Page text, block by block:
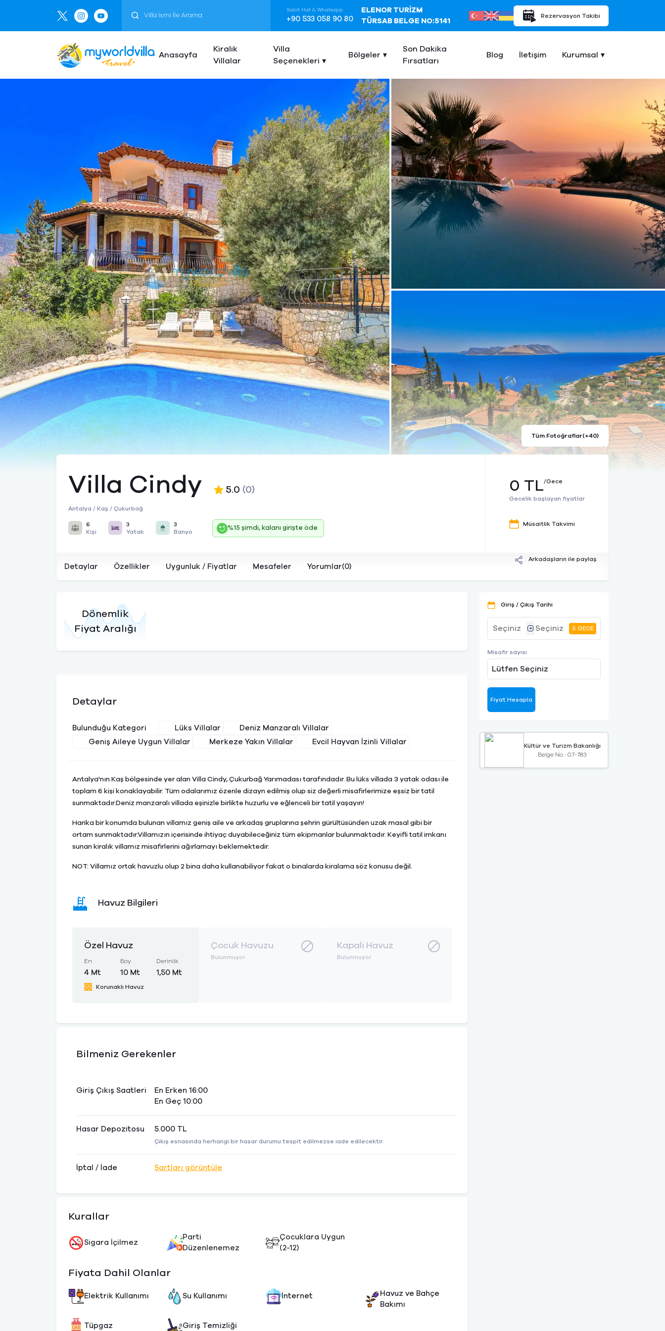
Sabit Hat & Whatsapp
+90 533 058 90 80
ELENOR TURİZM
TÜRSAB BELGE NO:5141
Rezervasyon Takibi
Anasayfa
Kiralık
Villalar
Villa
Seçenekleri
Bölgeler
Son Dakika
Fırsatları
Blog İletişim Kurumsal
Tüm Fotoğraflar(+40)
Villa Cindy
Antalya / Kaş / Çukurbağ
5.0 (0)
6
Kişi
3
Yatak
3
Banyo
%15 şimdi, kalanı girişte öde
0 TL/Gece
Gecelik başlayan fiyatlar
Müsaitlik Takvimi
Detaylar Özellikler Uygunluk / Fiyatlar Mesafeler Yorumlar(0)
Arkadaşların ile paylaş
Dönemlik
Fiyat Aralığı
Detaylar
Bulunduğu Kategori Lüks Villalar
Deniz Manzaralı Villalar
Geniş Aileye Uygun Villalar
Merkeze Yakın Villalar Evcil Hayvan İzinli Villalar
Antalya'nın Kaş bölgesinde yer alan Villa Cindy, Çukurbağ Yarımadası tarafındadır. Bu lüks villada 3 yatak odası ile
toplam 6 kişi konaklayabilir. Tüm odalarımız özenle dizayn edilmiş olup siz değerli misafirlerimize eşsiz bir tatil
sunmaktadır.Deniz manzaralı villada eşinizle birlikte huzurlu ve eğlenceli bir tatil yaşayın!
Harika bir konumda bulunan villamız geniş aile ve arkadaş gruplarına şehrin gürültüsünden uzak masal gibi bir
ortam sunmaktadır.Villamızın içerisinde ihtiyaç duyabileceğiniz tüm ekipmanlar bulunmaktadır. Keyifli tatil imkanı
sunan kiralık villamız misafirlerini ağırlamayı beklemektedir.
NOT: Villamız ortak havuzlu olup 2 bina daha kullanabiliyor fakat o binalarda kiralama söz konusu değil.
Havuz Bilgileri
Özel Havuz
En
4 Mt
Boy
10 Mt
Derinlik
1,50 Mt
Korunaklı Havuz
Çocuk Havuzu
Bulunmuyor
Kapalı Havuz
Bulunmuyor
Bilmeniz Gerekenler
Giriş Çıkış Saatleri
En Erken 16:00
En Geç 10:00
Hasar Depozitosu 5.000 TL
Çıkış esnasında herhangi bir hasar durumu tespit edilmezse iade edilecektir.
İptal / İade Şartları görüntüle
Kurallar
Sigara İçilmez
Parti
Düzenlenemez
Çocuklara Uygun
(2-12)
Fiyata Dahil Olanlar
Elektrik Kullanımı Su Kullanımı İnternet
Havuz ve Bahçe
Bakımı
Tüpgaz Giriş Temizliği
Giriş / Çıkış Tarihi
5 GECE
Misafir sayısı
Lütfen Seçiniz
Fiyat Hesapla
Kültür ve Turizm Bakanlığı
Belge No : 07-783